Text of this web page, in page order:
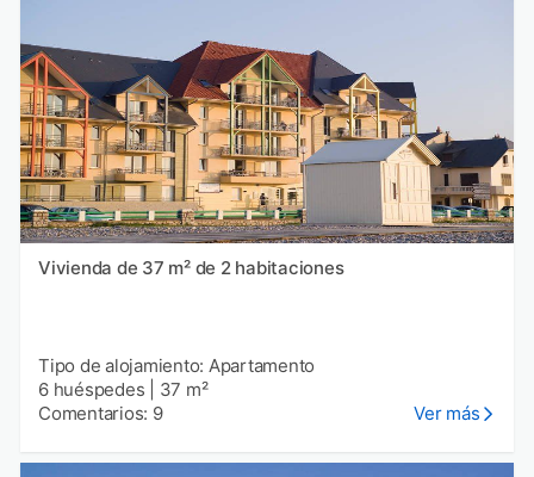
Vivienda de 37 m² de 2 habitaciones
Tipo de alojamiento: Apartamento
6 huéspedes
37 m²
Comentarios: 9
Ver más